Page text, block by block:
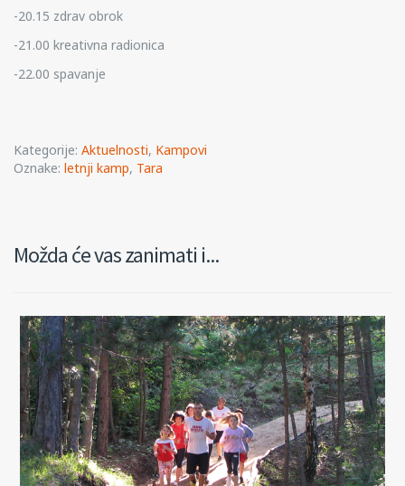
-20.15 zdrav obrok
-21.00 kreativna radionica
-22.00 spavanje
Kategorije: Aktuelnosti, Kampovi
Oznake: letnji kamp, Tara
Možda će vas zanimati i...